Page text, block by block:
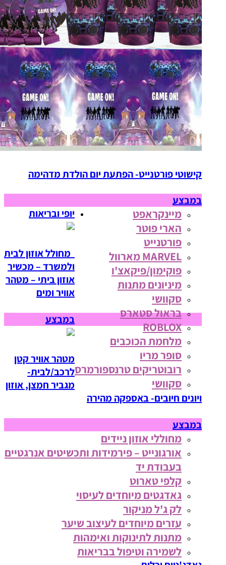
קישוטי פורטנייט- הפתעת יום הולדת מדהימה
במבצע
מיינקראפט
הארי פוטר
פורטנייט
MARVEL מארוול
פוקימון/פיקאצ'ו
מיניונים מתנות
סקוושי
בראול סטארס
ROBLOX
מלחמת הכוכבים
סופר מריו
רובוטריקים טרנספורמרס
סקוושי
יופי ובריאות
מחולל אוזון לבית
ולמשרד – מכשיר
אוזון ביתי – מטהר
אוויר ומים
במבצע
מטהר אוויר קטן
לרכב/לבית-
מגביר חמצן, אוזון
ויונים חיובים- באספקה מהירה
במבצע
מחוללי אוזון ניידים
אורגונייט – פירמידות ותכשיטים אנרגטיים
בעבודת יד
קלפי טארוט
גאדגטים מיוחדים לעיסוי
לק ג'ל מניקור
עזרים מיוחדים לעיצוב שיער
מתנות לתינוקות ואימהות
לשמירה וטיפול בבריאות